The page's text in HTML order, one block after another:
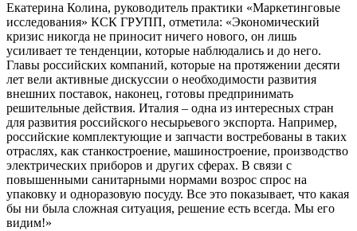
Екатерина Колина, руководитель практики «Маркетинговые
исследования» КСК ГРУПП, отметила: «Экономический
кризис никогда не приносит ничего нового, он лишь
усиливает те тенденции, которые наблюдались и до него.
Главы российских компаний, которые на протяжении десяти
лет вели активные дискуссии о необходимости развития
внешних поставок, наконец, готовы предпринимать
решительные действия. Италия – одна из интересных стран
для развития российского несырьевого экспорта. Например,
российские комплектующие и запчасти востребованы в таких
отраслях, как станкостроение, машиностроение, производство
электрических приборов и других сферах. В связи с
повышенными санитарными нормами возрос спрос на
упаковку и одноразовую посуду. Все это показывает, что какая
бы ни была сложная ситуация, решение есть всегда. Мы его
видим!»